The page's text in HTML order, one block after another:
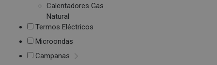
Calentadores Gas
Natural
Termos Eléctricos
Microondas
Campanas